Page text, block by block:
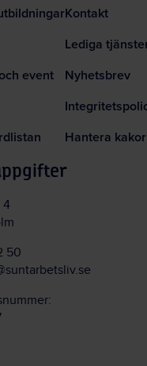
event
Kontakt
Lediga
Nyhetsbrev
Hantera kakor
4
50